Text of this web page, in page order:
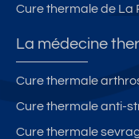
Cure thermale de La
La médecine
Cure thermale
Cure thermale anti-
Cure thermale